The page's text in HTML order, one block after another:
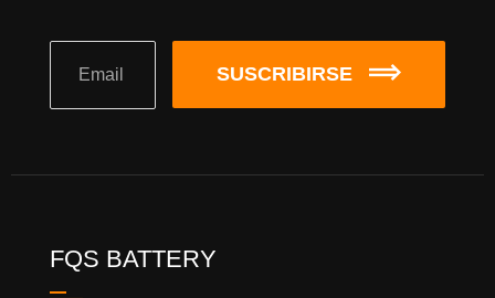
SUSCRIBIRSE
FQS BATTERY